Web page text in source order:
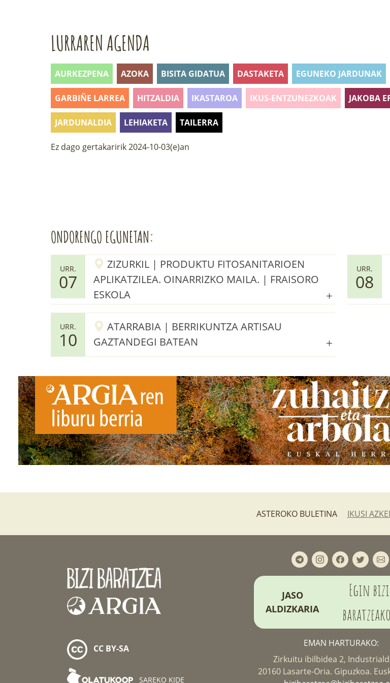
LURRAREN AGENDA
AURKEZPENA AZOKA BISITA GIDATUA DASTAKETA EGUNEKO JARDUNAK
GARBIÑE LARREA HITZALDIA IKASTAROA IKUS-ENTZUNEZKOAK JAKOBA
JARDUNALDIA LEHIAKETA TAILERRA
Ez dago gertakaririk 2024-10-03(e)an
ONDORENGO EGUNETAN:
URR.
07
ZIZURKIL | PRODUKTU FITOSANITARIOEN
APLIKATZILEA. OINARRIZKO MAILA. | FRAISORO
ESKOLA
URR.
08
URR.
10
ATARRABIA | BERRIKUNTZA ARTISAU
GAZTANDEGI BATEAN
ASTEROKO BULETINA IKUSI
CC BY-SA
SAREKO KIDE
JASO
ALDIZKARIA
Egin bizi
EMAN HARTURAKO:
Zirkuitu ibilbidea 2,
20160 Lasarte-Oria. Gipuzkoa.